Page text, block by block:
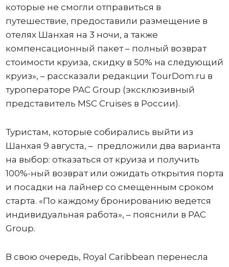
которые не смогли отправиться в
путешествие, предоставили размещение в
отелях Шанхая на 3 ночи, а также
компенсационный пакет – полный возврат
стоимости круиза, скидку в 50% на следующий
круиз», – рассказали редакции TourDom.ru в
туроператоре PAC Group (эксклюзивный
представитель MSC Cruises в России).
Туристам, которые собирались выйти из
Шанхая 9 августа, – предложили два варианта
на выбор: отказаться от круиза и получить
100%-ный возврат или ожидать открытия порта
и посадки на лайнер со смещенным сроком
старта. «По каждому бронированию ведется
индивидуальная работа», – пояснили в PAC
Group.
В свою очередь, Royal Caribbean перенесла